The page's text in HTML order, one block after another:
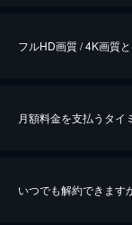
※40％ポイント還元の対象
iOSアプリのUコイン決
フルHD画質 / 4K画質と
月額料金を支払うタイ
いつでも解約できます